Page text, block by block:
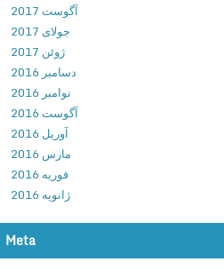
ن
ا
م
ه
ا
ج
ر
ا
ی
چ
ن
ی
آگوست 2017
جولای 2017
ژوئن 2017
دسامبر 2016
نوامبر 2016
آگوست 2016
آوریل 2016
مارس 2016
فوریه 2016
ژانویه 2016
Meta